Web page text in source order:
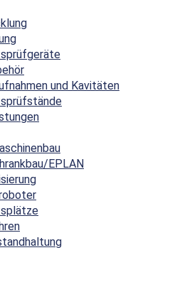
und Kavitäten
EPLAN